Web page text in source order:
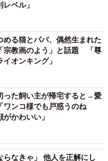
ベル」
める猫とパパ、偶然生まれた
宗教画のよう」と話題 「尊
オンキング」
った飼い主が帰宅すると→愛
ワンコ様でも戸惑うのね
がかわいい」
らなきゃ」 他人を正解にし